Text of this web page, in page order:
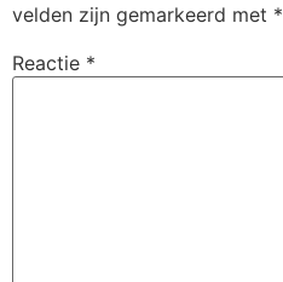
velden zijn gemarkeerd met *
Reactie *